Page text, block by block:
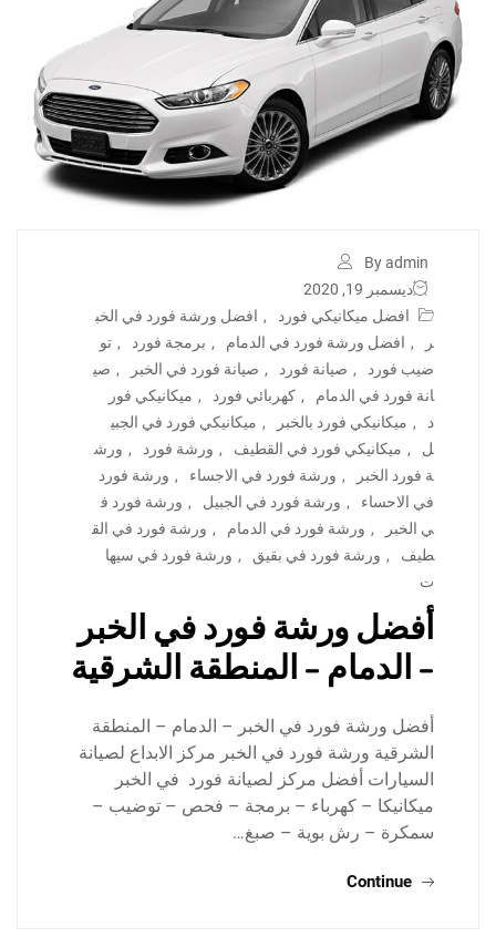
By admin
ديسمبر 19, 2020
افضل ميكانيكي فورد
, افضل ورشة فورد في الخب
ر
, افضل ورشة فورد في الدمام , برمجة فورد , تو
ضيب فورد
, صيانة فورد , صيانة فورد في الخبر , صي
انة فورد في الدمام
, كهربائي فورد , ميكانيكي فور
د
, ميكانيكي فورد بالخبر , ميكانيكي فورد في الجبي
ل
, ميكانيكي فورد في القطيف , ورشة فورد , ورش
ة فورد الخبر
, ورشة فورد في الاجساء , ورشة فورد
في الاحساء
, ورشة فورد في الجبيل , ورشة فورد ف
ي الخبر
, ورشة فورد في الدمام , ورشة فورد في الق
طيف
, ورشة فورد في بقيق , ورشة فورد في سيها
ت
أفضل ورشة فورد في الخبر
– الدمام – المنطقة الشرقية
أفضل ورشة فورد في الخبر – الدمام – المنطقة
الشرقية ورشة فورد في الخبر مركز الابداع لصيانة
السيارات أفضل مركز لصيانة فورد في الخبر
ميكانيكا – كهرباء – برمجة – فحص – توضيب –
سمكرة – رش بوية – صبغ…
Continue